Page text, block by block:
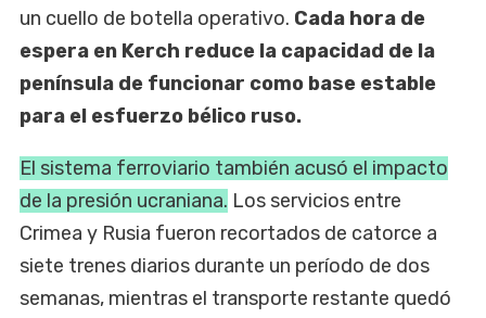
un cuello de botella operativo. Cada hora de
espera en Kerch reduce la capacidad de la
península de funcionar como base estable
para el esfuerzo bélico ruso.
El sistema ferroviario también acusó el impacto
de la presión ucraniana. Los servicios entre
Crimea y Rusia fueron recortados de catorce a
siete trenes diarios durante un período de dos
semanas, mientras el transporte restante quedó